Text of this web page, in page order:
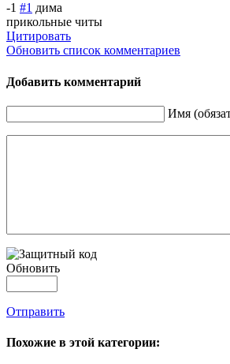
-1 #1 дима
прикольные читы
Цитировать
Обновить список комментариев
Добавить комментарий
Имя
Обновить
Отправить
Похожие в этой категории: